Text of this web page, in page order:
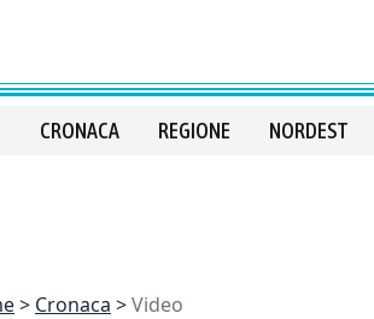
CRONACA REGIONE NORDEST
Cronaca Video